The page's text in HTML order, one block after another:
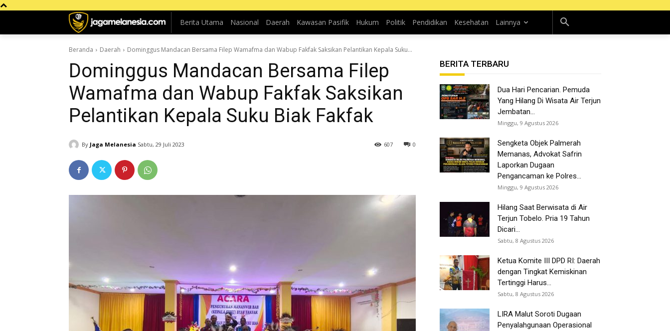
Berita Utama Nasional Daerah Kawasan Pasifik Hukum Politik Pendidikan Kesehatan Lainnya
Beranda Daerah Dominggus Mandacan Bersama Filep Wamafma dan Wabup Fakfak Saksikan Pelantikan Kepala Suku...
Dominggus Mandacan Bersama Filep
Wamafma dan Wabup Fakfak Saksikan
Pelantikan Kepala Suku Biak Fakfak
By Jaga Melanesia Sabtu, 29 Juli 2023 0
607
BERITA TERBARU
Dua Hari Pencarian. Pemuda
Yang Hilang Di Wisata Air Terjun
Jembatan...
Minggu, 9 Agustus 2026
Sengketa Objek Palmerah
Memanas, Advokat Safrin
Laporkan Dugaan
Pengancaman ke Polres...
Minggu, 9 Agustus 2026
Hilang Saat Berwisata di Air
Terjun Tobelo. Pria 19 Tahun
Dicari...
Sabtu, 8 Agustus 2026
Ketua Komite III DPD RI: Daerah
dengan Tingkat Kemiskinan
Tertinggi Harus...
Sabtu, 8 Agustus 2026
LIRA Malut Soroti Dugaan
Penyalahgunaan Operasional